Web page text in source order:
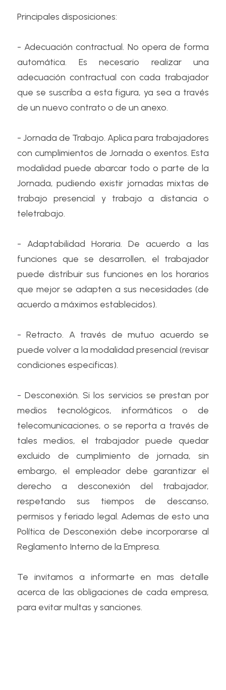
Principales disposiciones:
- Adecuación contractual. No opera de forma
automática. Es necesario realizar una
adecuación contractual con cada trabajador
que se suscriba a esta figura, ya sea a través
de un nuevo contrato o de un anexo.
- Jornada de Trabajo. Aplica para trabajadores
con cumplimientos de Jornada o exentos. Esta
modalidad puede abarcar todo o parte de la
Jornada, pudiendo existir jornadas mixtas de
trabajo presencial y trabajo a distancia o
teletrabajo.
- Adaptabilidad Horaria. De acuerdo a las
funciones que se desarrollen, el trabajador
puede distribuir sus funciones en los horarios
que mejor se adapten a sus necesidades (de
acuerdo a máximos establecidos).
- Retracto. A través de mutuo acuerdo se
puede volver a la modalidad presencial (revisar
condiciones especificas).
- Desconexión. Si los servicios se prestan por
medios tecnológicos, informáticos o de
telecomunicaciones, o se reporta a través de
tales medios, el trabajador puede quedar
excluido de cumplimiento de jornada, sin
embargo, el empleador debe garantizar el
derecho a desconexión del trabajador,
respetando sus tiempos de descanso,
permisos y feriado legal. Ademas de esto una
Política de Desconexión debe incorporarse al
Reglamento Interno de la Empresa.
Te invitamos a informarte en mas detalle
acerca de las obligaciones de cada empresa,
para evitar multas y sanciones.